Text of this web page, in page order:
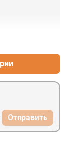
Отправить